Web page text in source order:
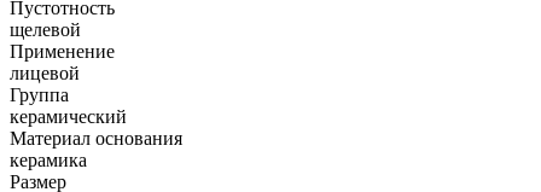
Пустотность
щелевой
Применение
лицевой
Группа
керамический
Материал основания
керамика
Размер